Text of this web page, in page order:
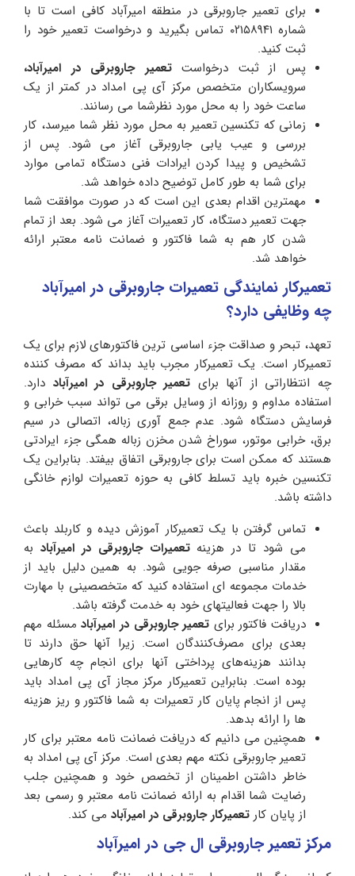
برای تعمیر جاروبرقی در منطقه امیرآباد کافی است تا با
شماره ۰۲۱۵۸۹۴۱ تماس بگیرید و درخواست تعمیر خود را
ثبت کنید.
پس از ثبت درخواستتعمیر جاروبرقی در امیرآباد،
سرویسکاران متخصص مرکز آی پی امداد در کمتر از یک
ساعت خود را به محل مورد نظرشما می رسانند.
زمانی که تکنسین تعمیر به محل مورد نظر شما میرسد، کار
بررسی و عیب یابی جاروبرقی آغاز می شود. پس از
تشخیص و پیدا کردن ایرادات فنی دستگاه تمامی موارد
برای شما به طور کامل توضیح داده خواهد شد.
مهمترین اقدام بعدی این است که در صورت موافقت شما
جهت تعمیر دستگاه، کار تعمیرات آغاز می شود. بعد از تمام
شدن کار هم به شما فاکتور و ضمانت نامه معتبر ارائه
خواهد شد.
تعمیرکار نمایندگی تعمیرات جاروبرقی در امیرآباد
چه وظایفی دارد؟
تعهد، تبحر و صداقت جزء اساسی ترین فاکتورهای لازم برای یک
تعمیرکار است. یک تعمیرکار مجرب باید بداند که مصرف کننده
چه انتظاراتی از آنها برای تعمیر جاروبرقی در امیرآباد دارد.
استفاده مداوم و روزانه از وسایل برقی می تواند سبب خرابی و
فرسایش دستگاه شود. عدم جمع آوری زباله، اتصالی در سیم
برق، خرابی موتور، سوراخ شدن مخزن زباله همگی جزء ایرادتی
هستند که ممکن است برای جاروبرقی اتفاق بیفتد. بنابراین یک
تکنسین خبره باید تسلط کافی به حوزه تعمیرات لوازم خانگی
داشته باشد.
تماس گرفتن با یک تعمیرکار آموزش دیده و کاربلد باعث
می شود تا در هزینهتعمیرات جاروبرقی در امیرآباد به
مقدار مناسبی صرفه جویی شود. به همین دلیل باید از
خدمات مجموعه ای استفاده کنید که متخصصینی با مهارت
بالا را جهت فعالیتهای خود به خدمت گرفته باشد.
دریافت فاکتور برای تعمیر جاروبرقی در امیرآبادمسئله مهم
بعدی برای مصرف‌کنندگان است. زیرا آنها حق دارند تا
بدانند هزینه‌های پرداختی آنها برای انجام چه کارهایی
بوده است. بنابراین تعمیرکار مرکز مجاز آی پی امداد باید
پس از انجام پایان کار تعمیرات به شما فاکتور و ریز هزینه
ها را ارائه بدهد.
همچنین می دانیم که دریافت ضمانت نامه معتبر برای کار
تعمیر جاروبرقی نکته مهم بعدی است. مرکز آی پی امداد به
خاطر داشتن اطمینان از تخصص خود و همچنین جلب
رضایت شما اقدام به ارائه ضمانت نامه معتبر و رسمی بعد
از پایان کار تعمیرکار جاروبرقی در امیرآباد می کند.
مرکز تعمیر جاروبرقی ال جی در امیرآباد